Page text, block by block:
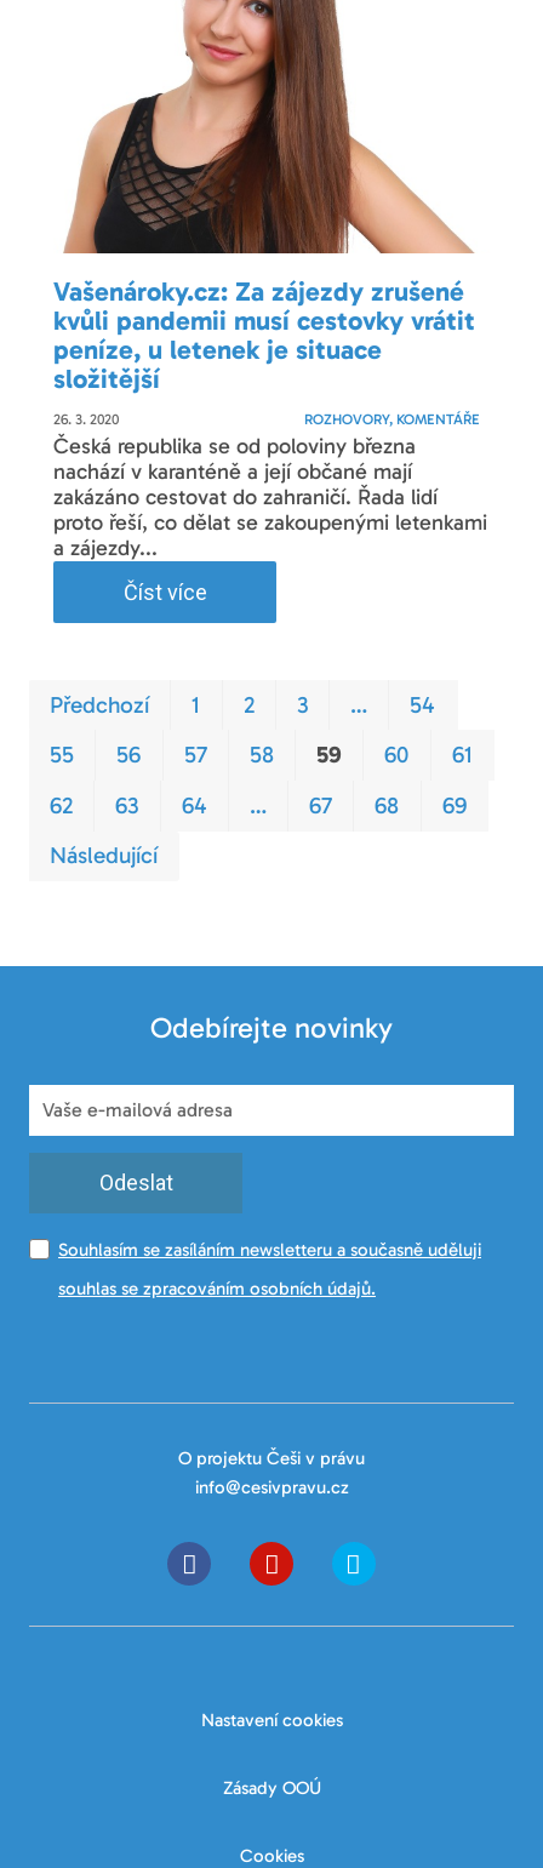
Vašenároky.cz: Za zájezdy zrušené
kvůli pandemii musí cestovky vrátit
peníze, u letenek je situace
složitější
26. 3. 2020 ROZHOVORY, KOMENTÁŘE
Česká republika se od poloviny března
nachází v karanténě a její občané mají
zakázáno cestovat do zahraničí. Řada lidí
proto řeší, co dělat se zakoupenými letenkami
a zájezdy...
Číst více
Předchozí 1 2 3 …
54
55
56 57 58 59 60
61
62
63 64 … 67 68
69
Následující
Odebírejte novinky
Odeslat
Souhlasím se zasíláním newsletteru a současně uděluji
souhlas se zpracováním osobních údajů.
O projektu Češi v právu
info@cesivpravu.cz
Nastavení cookies
Zásady OOÚ
Cookies